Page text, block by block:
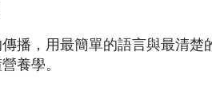
播，用最簡單的語言與最清楚
養學。